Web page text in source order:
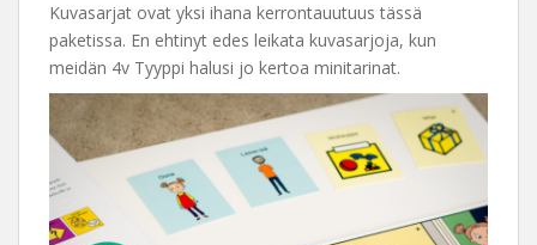
Kuvasarjat ovat yksi ihana kerrontauutuus tässä
paketissa. En ehtinyt edes leikata kuvasarjoja, kun
meidän 4v Tyyppi halusi jo kertoa minitarinat.